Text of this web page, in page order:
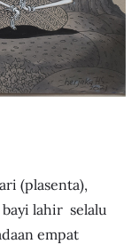
(plasenta),
bayi lahir selalu
empat